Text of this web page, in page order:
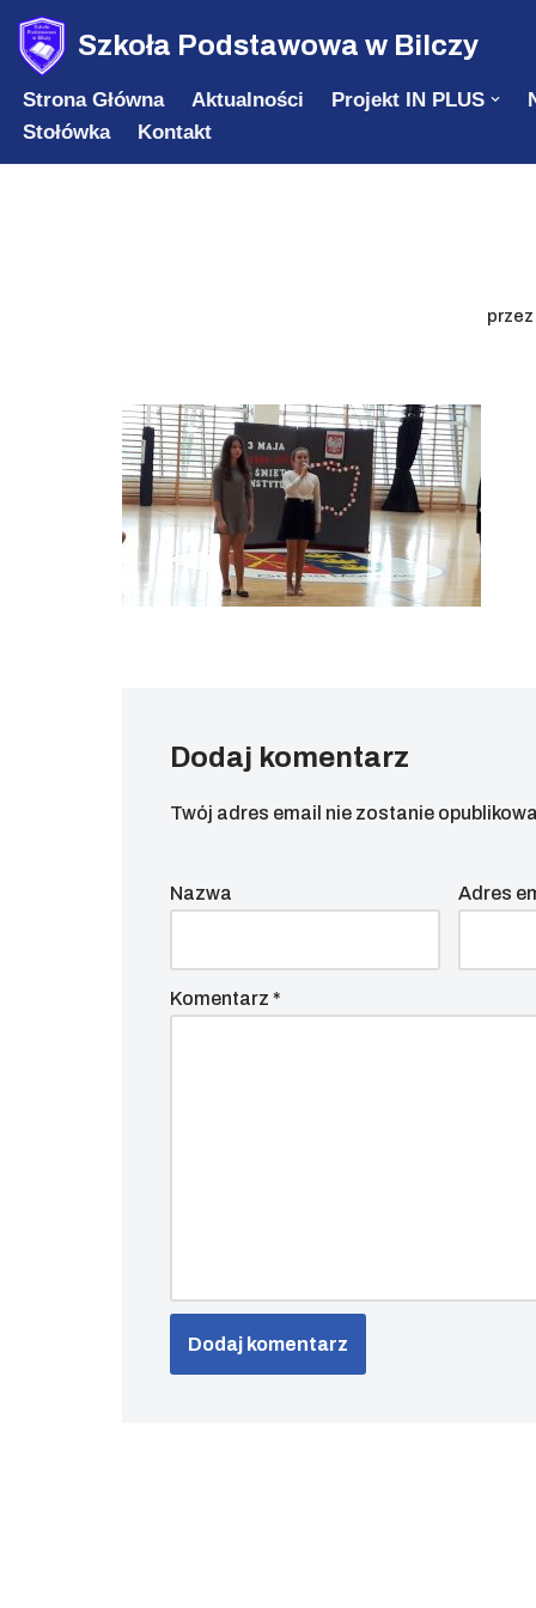
Przejdź
do
treści
Szkoła Podstawowa w Bilczy
Strona Główna Aktualności Projekt IN PLUS
Stołówka
Kontakt
przez
Dodaj komentarz
Twój adres email nie zostanie
Nazwa Adres
Komentarz *